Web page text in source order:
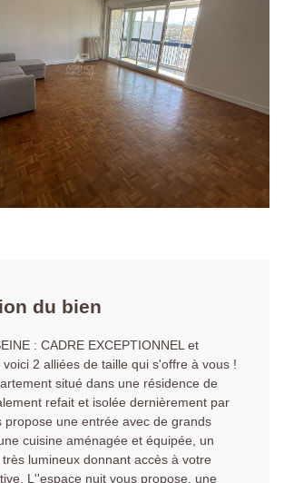
du bien
: CADRE EXCEPTIONNEL et
voici 2 alliées de taille qui s'offre à vous !
situé dans une résidence de
refait et isolée dernièrement par
propose une entrée avec de grands
cuisine aménagée et équipée, un
lumineux donnant accès à votre
L''espace nuit vous propose, une